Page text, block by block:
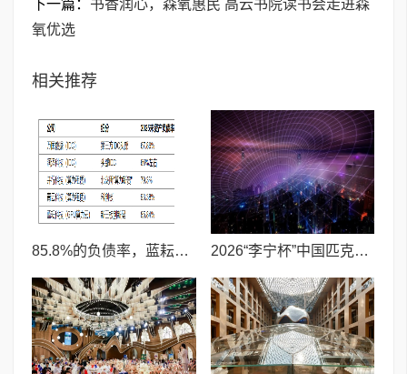
下一篇： 书香润心，森氧惠民 高云书院读书会走进森
氧优选
相关推荐
85.8%的负债率，蓝耘科技"小巨人"复核明年恐摘帽 2026“李宁杯”中国匹克球巡回赛青少年赛-河南鹤壁站圆满落幕